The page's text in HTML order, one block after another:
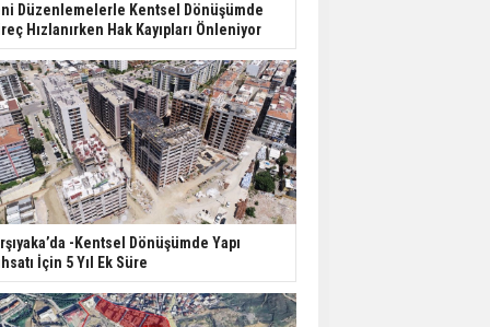
Düzenlemelerle Kentsel Dönüşümde
Hızlanırken Hak Kayıpları Önleniyor
-Kentsel Dönüşümde Yapı
İçin 5 Yıl Ek Süre